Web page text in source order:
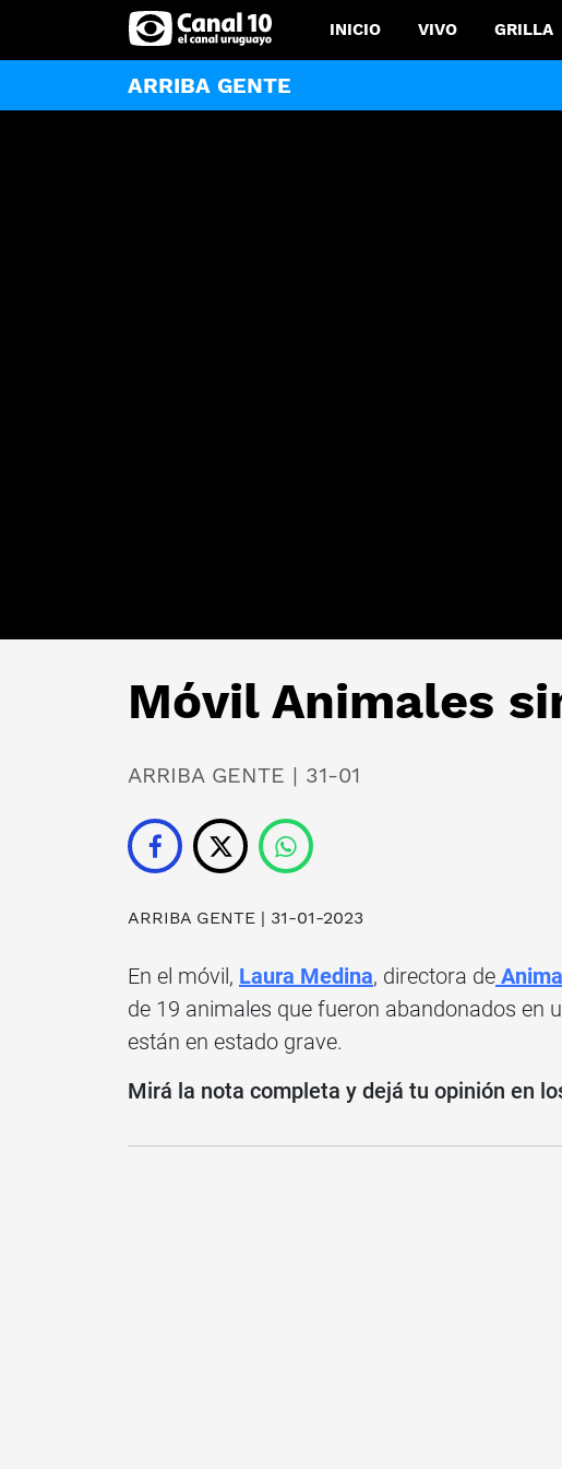
INICIO VIVO GRILLA
ARRIBA GENTE
Móvil Animales
ARRIBA GENTE | 31-01
ARRIBA GENTE | 31-01-2023
En el móvil, Laura Medina, directora de
de 19 animales que fueron abandonados en
están en estado grave.
Mirá la nota completa y dejá tu opinión en